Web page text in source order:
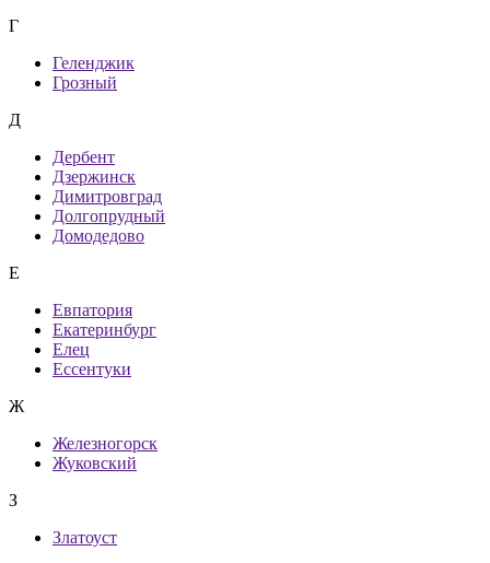
Г
Геленджик
Грозный
Д
Дербент
Дзержинск
Димитровград
Долгопрудный
Домодедово
Е
Евпатория
Екатеринбург
Елец
Ессентуки
Ж
Железногорск
Жуковский
З
Златоуст